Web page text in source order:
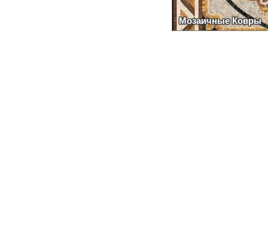
Мозаичные Ковры